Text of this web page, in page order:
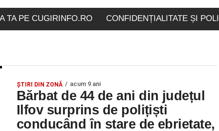
TA PE CUGIRINFO.RO CONFIDENȚIALITATE ȘI
etichetate "semnale
ŞTIRI DIN ZONĂ acum 9 ani
Bărbat de 44 de ani din județul
Ilfov surprins de polițiști
conducând în stare de ebrietate,